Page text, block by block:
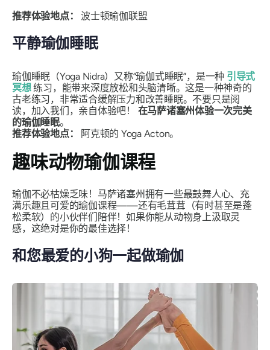
推荐体验地点：波士顿瑜伽联盟
平静瑜伽睡眠
瑜伽睡眠（Yoga Nidra）又称“瑜伽式睡眠”，是一种 引导式
冥想练习，能带来深度放松和头脑清晰。这是一种神奇的
古老练习，非常适合缓解压力和改善睡眠。不要只是阅
读，加入我们，亲自体验吧！ 在马萨诸塞州体验一次完美
的瑜伽睡眠。
推荐体验地点：
阿克顿的 Yoga Acton。
趣味动物瑜伽课程
瑜伽不必枯燥乏味！马萨诸塞州拥有一些最鼓舞人心、充
满乐趣且可爱的瑜伽课程——还有毛茸茸（有时甚至是蓬
松柔软）的小伙伴们陪伴！如果你能从动物身上汲取灵
感，这绝对是你的最佳选择！
和您最爱的小狗一起做瑜伽